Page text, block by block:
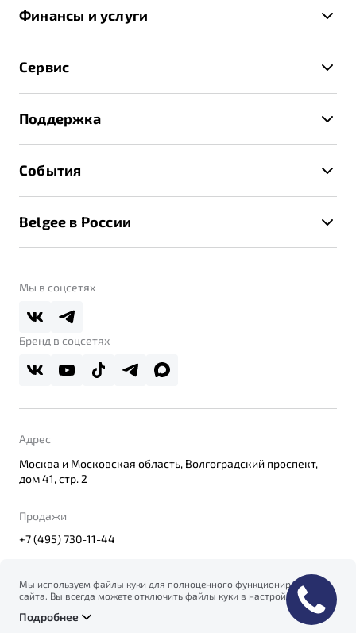
X70
Записаться на тест-драйв
Получить предложение
Финансы и услуги
Страхование
Расчет КАСКО
Сервис
Техническое обслуживание
Калькулятор ТО
Поддержка
Помощь на дорогах
Belgee Линк
Belgee Плюс
Реферальная программа
События
Belgee в России
О дилерском центре
Правовая информация
Мы в соцсетях
Бренд в соцсетях
Адрес
Москва и Московская область, Волгоградский проспект,
дом 41, стр. 2
Продажи
+7 (495) 730-11-44
© 2026
Политика конфиденциальности персональных данных
Мы используем файлы куки для полноценного функционирования
сайта. Вы всегда можете отключить файлы куки в настройках
вашего браузера. Продолжая использовать сайт, вы соглашаетесь
на сбор и использование файлов куки, и подтверждаете
Подробнее